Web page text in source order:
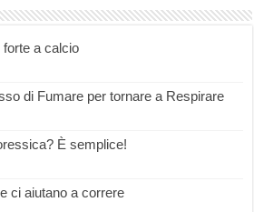
forte a calcio
di Fumare per tornare a Respirare
È semplice!
ci aiutano a correre